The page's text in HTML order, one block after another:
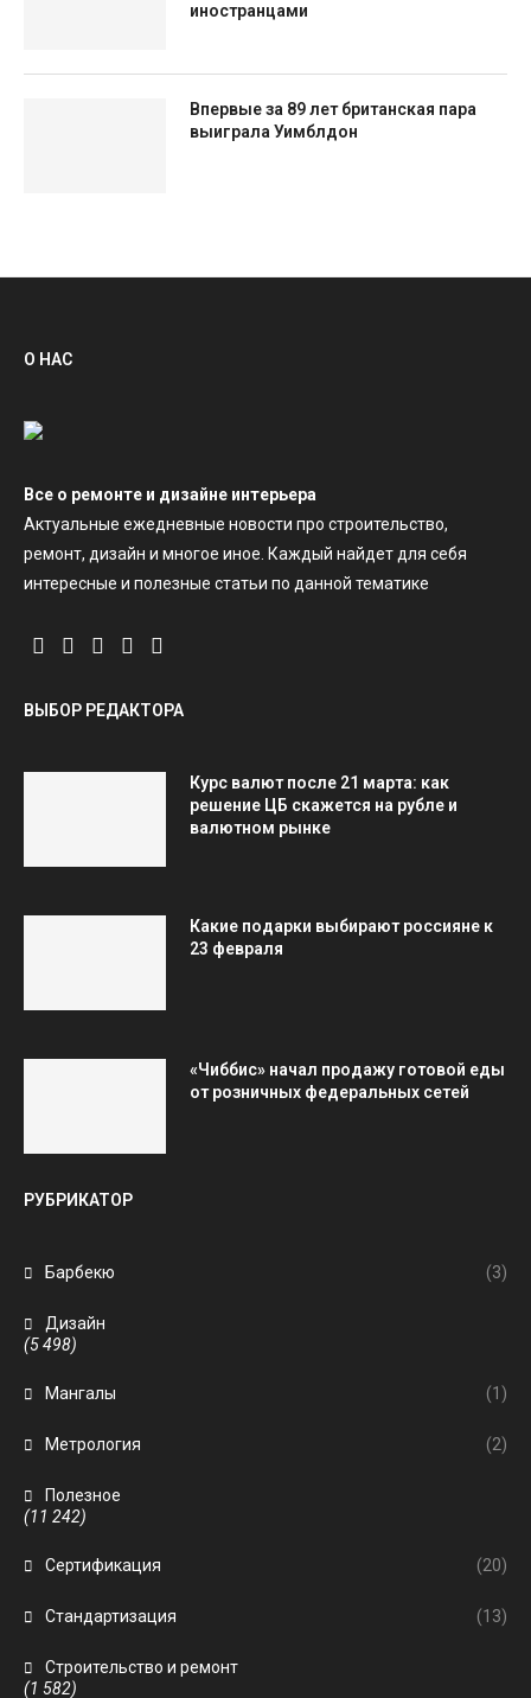
иностранцами
Впервые за 89 лет британская пара
выиграла Уимблдон
О НАС
Все о ремонте и дизайне интерьера
Актуальные ежедневные новости про строительство,
ремонт, дизайн и многое иное. Каждый найдет для себя
интересные и полезные статьи по данной тематике
ВЫБОР РЕДАКТОРА
Курс валют после 21 марта: как
решение ЦБ скажется на рубле и
валютном рынке
Какие подарки выбирают россияне к
23 февраля
«Чиббис» начал продажу готовой еды
от розничных федеральных сетей
РУБРИКАТОР
Барбекю (3)
Дизайн
(5 498)
Мангалы (1)
Метрология (2)
Полезное
(11 242)
Сертификация (20)
Стандартизация (13)
Строительство и ремонт
(1 582)